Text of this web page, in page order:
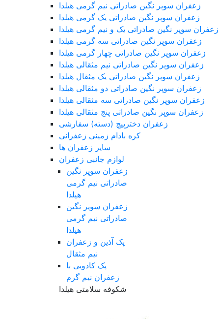
زعفران سوپر نگین صادراتی نیم گرمی هیلدا
زعفران سوپر نگین صادراتی یک گرمی هیلدا
زعفران سوپر نگین صادراتی یک و نیم گرمی هیلدا
زعفران سوپر نگین صادراتی سه گرمی هیلدا
زعفران سوپر نگین صادراتی چهار گرمی هیلدا
زعفران سوپر نگین صادراتی نیم مثقالی هیلدا
زعفران سوپر نگین صادراتی یک مثقال هیلدا
زعفران سوپر نگین صادراتی دو مثقالی هیلدا
زعفران سوپر نگین صادراتی سه مثقالی هیلدا
زعفران سوپر نگین صادراتی پنج مثقالی هیلدا
زعفران دخترپیچ (دسته) سفارشی
کره بادام زمینی زعفرانی
سایر زعفران ها
لوازم جانبی زعفران
زعفران سوپر نگین
صادراتی نیم گرمی
هیلدا
زعفران سوپر نگین
صادراتی نیم گرمی
هیلدا
پک آذین و زعفران
نیم مثقال
پک کادویی با
زعفران نیم گرم
شکوفه سلامتی هیلدا